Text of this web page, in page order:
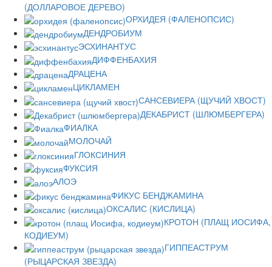
(ДОЛЛАРОВОЕ ДЕРЕВО)
ОРХИДЕЯ (ФАЛЕНОПСИС)
ДЕНДРОБИУМ
ЭСХИНАНТУС
ДИФФЕНБАХИЯ
ДРАЦЕНА
ЦИКЛАМЕН
САНСЕВИЕРА (ЩУЧИЙ ХВОСТ)
ДЕКАБРИСТ (ШЛЮМБЕРГЕРА)
ФИАЛКА
МОЛОЧАЙ
ГЛОКСИНИЯ
ФУКСИЯ
АЛОЭ
ФИКУС БЕНДЖАМИНА
ОКСАЛИС (КИСЛИЦА)
КРОТОН (ПЛАЩ ИОСИФА,
КОДИЕУМ)
ГИППЕАСТРУМ
(РЫЦАРСКАЯ ЗВЕЗДА)